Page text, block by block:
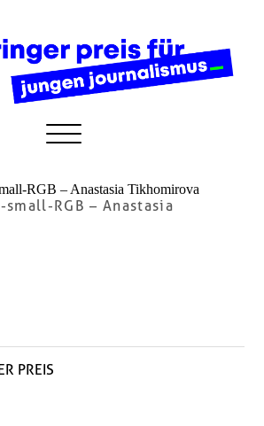
RGB – Anastasia Tikhomirova
small-RGB – Anastasia
PREIS